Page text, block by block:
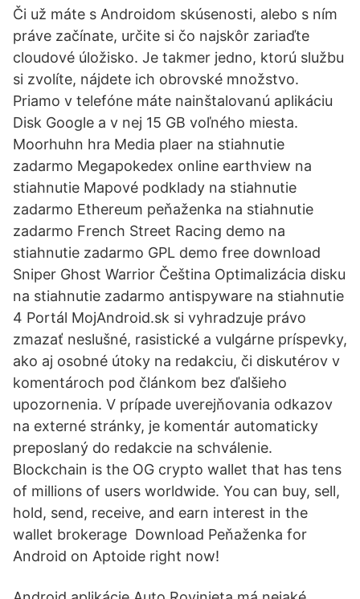
Či už máte s Androidom skúsenosti, alebo s ním
práve začínate, určite si čo najskôr zariaďte
cloudové úložisko. Je takmer jedno, ktorú službu
si zvolíte, nájdete ich obrovské množstvo.
Priamo v telefóne máte nainštalovanú aplikáciu
Disk Google a v nej 15 GB voľného miesta.
Moorhuhn hra Media plaer na stiahnutie
zadarmo Megapokedex online earthview na
stiahnutie Mapové podklady na stiahnutie
zadarmo Ethereum peňaženka na stiahnutie
zadarmo French Street Racing demo na
stiahnutie zadarmo GPL demo free download
Sniper Ghost Warrior Čeština Optimalizácia disku
na stiahnutie zadarmo antispyware na stiahnutie
4 Portál MojAndroid.sk si vyhradzuje právo
zmazať neslušné, rasistické a vulgárne príspevky,
ako aj osobné útoky na redakciu, či diskutérov v
komentároch pod článkom bez ďalšieho
upozornenia. V prípade uverejňovania odkazov
na externé stránky, je komentár automaticky
preposlaný do redakcie na schválenie.
Blockchain is the OG crypto wallet that has tens
of millions of users worldwide. You can buy, sell,
hold, send, receive, and earn interest in the
wallet brokerage Download Peňaženka for
Android on Aptoide right now!